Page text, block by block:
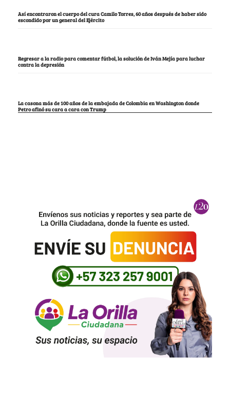
Así encontraron el cuerpo del cura Camilo Torres, 60 años después de haber sido
escondido por un general del Ejército
Regresar a la radio para comentar fútbol, la solución de Iván Mejía para luchar
contra la depresión
La casona más de 100 años de la embajada de Colombia en Washington donde
Petro afinó su cara a cara con Trump